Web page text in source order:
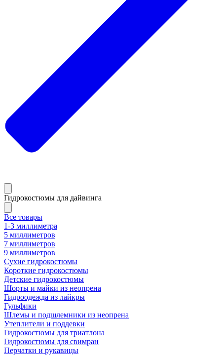
Гидрокостюмы для дайвинга
Все товары
1-3 миллиметра
5 миллиметров
7 миллиметров
9 миллиметров
Сухие гидрокостюмы
Короткие гидрокостюмы
Детские гидрокостюмы
Шорты и майки из неопрена
Гидроодежда из лайкры
Гульфики
Шлемы и подшлемники из неопрена
Утеплители и поддевки
Гидрокостюмы для триатлона
Гидрокостюмы для свимран
Перчатки и рукавицы